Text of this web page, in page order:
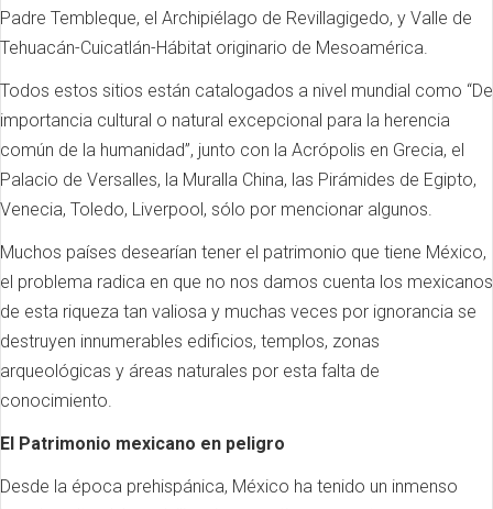
Padre Tembleque, el Archipiélago de Revillagigedo, y Valle de
Tehuacán-Cuicatlán-Hábitat originario de Mesoamérica.
Todos estos sitios están catalogados a nivel mundial como “De
importancia cultural o natural excepcional para la herencia
común de la humanidad”, junto con la Acrópolis en Grecia, el
Palacio de Versalles, la Muralla China, las Pirámides de Egipto,
Venecia, Toledo, Liverpool, sólo por mencionar algunos.
Muchos países desearían tener el patrimonio que tiene México,
el problema radica en que no nos damos cuenta los mexicanos
de esta riqueza tan valiosa y muchas veces por ignorancia se
destruyen innumerables edificios, templos, zonas
arqueológicas y áreas naturales por esta falta de
conocimiento.
El Patrimonio mexicano en peligro
Desde la época prehispánica, México ha tenido un inmenso